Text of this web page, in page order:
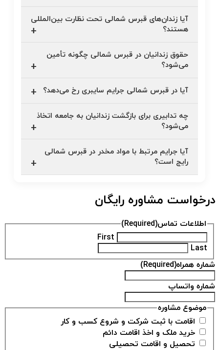
آیا زندان‌های قبرس شمالی تحت نظارت بین‌المللی
هستند؟
حقوق زندانیان در قبرس شمالی چگونه تأمین
می‌شود؟
آیا در قبرس شمالی جرایم سایبری رخ می‌دهد؟
چه تدابیری برای بازگشت زندانیان به جامعه اتخاذ
می‌شود؟
آیا جرایم مرتبط با مواد مخدر در قبرس شمالی
رایج است؟
درخواست مشاوره رایگان
اطلاعات تماس(Required)
First
Last
شماره همراه(Required)
شماره واتساپ
موضوع مشاوره
اقامت با ثبت شرکت و شروع کسب و کار
خرید ملک و اخذ اقامت دائم
تحصیل و اقامت تحصیلی